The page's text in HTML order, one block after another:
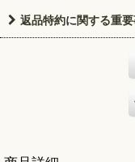
返品特約に関する重